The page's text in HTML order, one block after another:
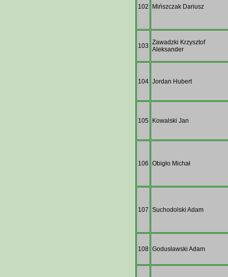
102 Mińszczak Dariusz
103 Zawadzki Krzysztof
Aleksander
104 Jordan Hubert
105 Kowalski Jan
106 Obigło Michał
107 Suchodolski Adam
108 Godusławski Adam